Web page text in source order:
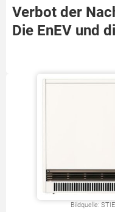
Verbot der
Die EnEV und
Bildquelle: